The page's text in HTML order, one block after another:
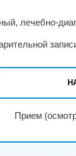
лечебно-
Прием